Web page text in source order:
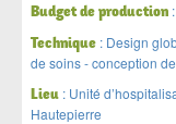
Budget de production :
Technique : Design
de soins - conception
Lieu : Unité
Hautepierre